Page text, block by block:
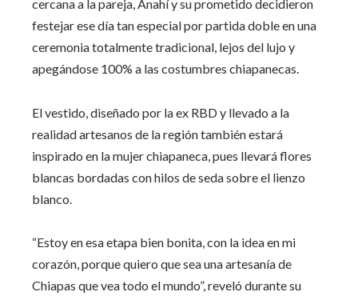
cercana a la pareja, Anahí y su prometido decidieron
festejar ese día tan especial por partida doble en una
ceremonia totalmente tradicional, lejos del lujo y
apegándose 100% a las costumbres chiapanecas.
El vestido, diseñado por la ex RBD y llevado a la
realidad artesanos de la región también estará
inspirado en la mujer chiapaneca, pues llevará flores
blancas bordadas con hilos de seda sobre el lienzo
blanco.
“Estoy en esa etapa bien bonita, con la idea en mi
corazón, porque quiero que sea una artesanía de
Chiapas que vea todo el mundo”, reveló durante su